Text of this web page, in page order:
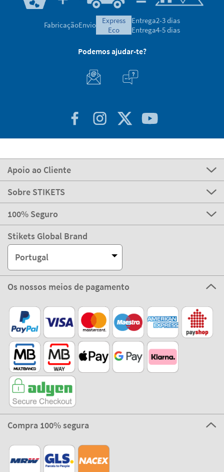
FabricaçãoEnvio
express
eco
Entrega2-3 dias
Entrega4-5 dias
Podemos ajudar-te?
Apoio ao Cliente
Sobre STIKETS
100% Seguro
Stikets Global Brand
Portugal
Os nossos meios de pagamento
Compra 100% segura